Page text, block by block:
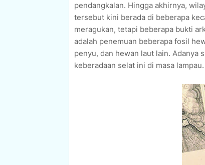
pendangkalan. Hingga akhirnya,
tersebut kini berada di beberapa
meragukan, tetapi beberapa bukti
adalah penemuan beberapa fosil
penyu, dan hewan laut lain. Adanya
keberadaan selat ini di masa lampau.